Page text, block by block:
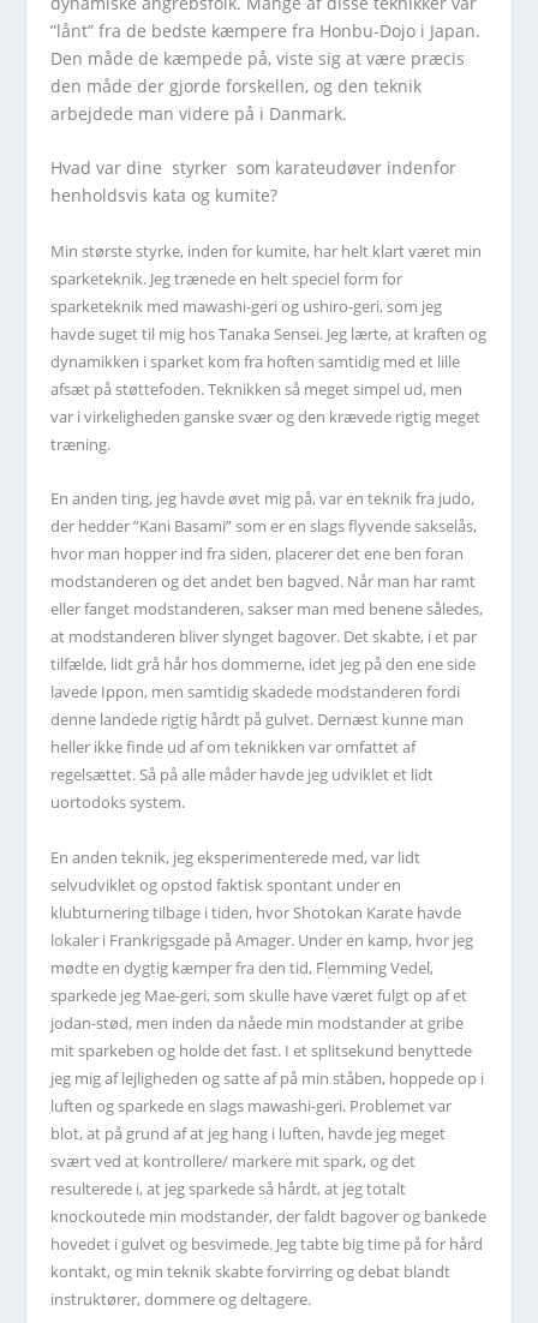
”lånt” fra de bedste kæmpere fra Honbu-Dojo i Japan.
Den måde de kæmpede på, viste sig at være præcis
den måde der gjorde forskellen, og den teknik
arbejdede man videre på i Danmark.
Hvad var dine styrker som karateudøver indenfor
henholdsvis kata og kumite?
Min største styrke, inden for kumite, har helt klart været min
sparketeknik. Jeg trænede en helt speciel form for
sparketeknik med mawashi-geri og ushiro-geri, som jeg
havde suget til mig hos Tanaka Sensei. Jeg lærte, at kraften og
dynamikken i sparket kom fra hoften samtidig med et lille
afsæt på støttefoden. Teknikken så meget simpel ud, men
var i virkeligheden ganske svær og den krævede rigtig meget
træning.
En anden ting, jeg havde øvet mig på, var en teknik fra judo,
der hedder ”Kani Basami” som er en slags flyvende sakselås,
hvor man hopper ind fra siden, placerer det ene ben foran
modstanderen og det andet ben bagved. Når man har ramt
eller fanget modstanderen, sakser man med benene således,
at modstanderen bliver slynget bagover. Det skabte, i et par
tilfælde, lidt grå hår hos dommerne, idet jeg på den ene side
lavede Ippon, men samtidig skadede modstanderen fordi
denne landede rigtig hårdt på gulvet. Dernæst kunne man
heller ikke finde ud af om teknikken var omfattet af
regelsættet. Så på alle måder havde jeg udviklet et lidt
uortodoks system.
En anden teknik, jeg eksperimenterede med, var lidt
selvudviklet og opstod faktisk spontant under en
klubturnering tilbage i tiden, hvor Shotokan Karate havde
lokaler i Frankrigsgade på Amager. Under en kamp, hvor jeg
mødte en dygtig kæmper fra den tid, Flemming Vedel,
sparkede jeg Mae-geri, som skulle have været fulgt op af et
jodan-stød, men inden da nåede min modstander at gribe
mit sparkeben og holde det fast. I et splitsekund benyttede
jeg mig af lejligheden og satte af på min ståben, hoppede op i
luften og sparkede en slags mawashi-geri. Problemet var
blot, at på grund af at jeg hang i luften, havde jeg meget
svært ved at kontrollere/ markere mit spark, og det
resulterede i, at jeg sparkede så hårdt, at jeg totalt
knockoutede min modstander, der faldt bagover og bankede
hovedet i gulvet og besvimede. Jeg tabte big time på for hård
kontakt, og min teknik skabte forvirring og debat blandt
instruktører, dommere og deltagere.